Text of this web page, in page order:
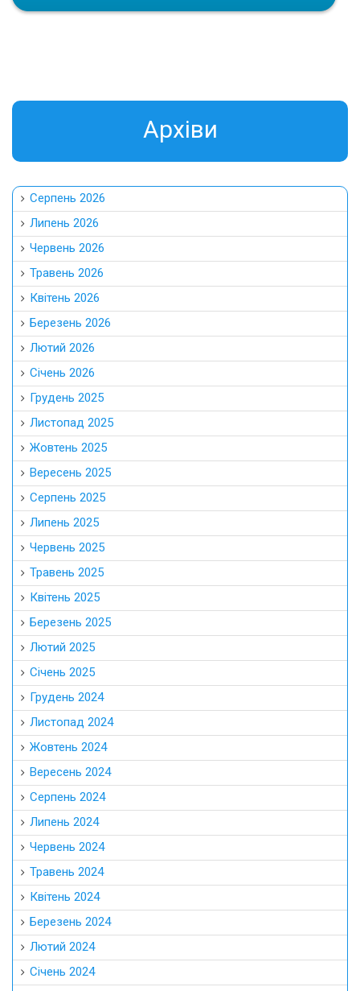
Aрхіви
Серпень 2026
Липень 2026
Червень 2026
Травень 2026
Квітень 2026
Березень 2026
Лютий 2026
Січень 2026
Грудень 2025
Листопад 2025
Жовтень 2025
Вересень 2025
Серпень 2025
Липень 2025
Червень 2025
Травень 2025
Квітень 2025
Березень 2025
Лютий 2025
Січень 2025
Грудень 2024
Листопад 2024
Жовтень 2024
Вересень 2024
Серпень 2024
Липень 2024
Червень 2024
Травень 2024
Квітень 2024
Березень 2024
Лютий 2024
Січень 2024